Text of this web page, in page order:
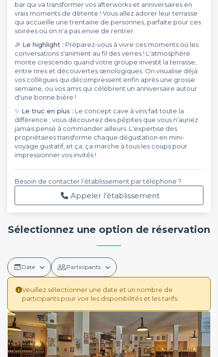
bar qui va transformer vos afterworks et anniversaires en
vrais moments de détente ! Vous allez adorer leur terrasse
qui accueille une trentaine de personnes, parfaite pour ces
soirées où on n'a pas envie de rentrer.
🎉 Le highlight : Préparez-vous à vivre ces moments où les
conversations s'animent au fil des verres ! L'atmosphère
monte crescendo quand votre groupe investit la terrasse,
entre rires et découvertes œnologiques. On visualise déjà
vos collègues qui décompressent enfin après une grosse
semaine, ou vos amis qui célèbrent un anniversaire autour
d'une bonne bière !
✨ Le truc en plus : Le concept cave à vins fait toute la
différence : vous découvrez des pépites que vous n'auriez
jamais pensé à commander ailleurs. L'expertise des
propriétaires transforme chaque dégustation en mini-
voyage gustatif, et ça, ça marche à tous les coups pour
impressionner vos invités !
Besoin de contacter l’établissement par téléphone ?
Appeler l’établissement
Sélectionnez une option de réservation
Date Participants
Veuillez sélectionner une date et un nombre de
participants pour voir les disponibilités et les tarifs.